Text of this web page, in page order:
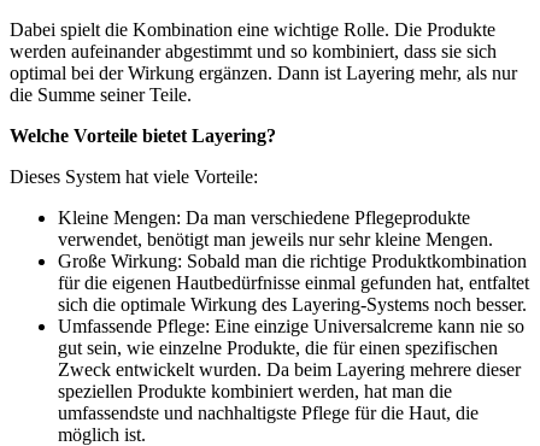
Dabei spielt die Kombination eine wichtige Rolle. Die Produkte
werden aufeinander abgestimmt und so kombiniert, dass sie sich
optimal bei der Wirkung ergänzen. Dann ist Layering mehr, als nur
die Summe seiner Teile.
Welche Vorteile bietet Layering?
Dieses System hat viele Vorteile:
Kleine Mengen: Da man verschiedene Pflegeprodukte
verwendet, benötigt man jeweils nur sehr kleine Mengen.
Große Wirkung: Sobald man die richtige Produktkombination
für die eigenen Hautbedürfnisse einmal gefunden hat, entfaltet
sich die optimale Wirkung des Layering-Systems noch besser.
Umfassende Pflege: Eine einzige Universalcreme kann nie so
gut sein, wie einzelne Produkte, die für einen spezifischen
Zweck entwickelt wurden. Da beim Layering mehrere dieser
speziellen Produkte kombiniert werden, hat man die
umfassendste und nachhaltigste Pflege für die Haut, die
möglich ist.